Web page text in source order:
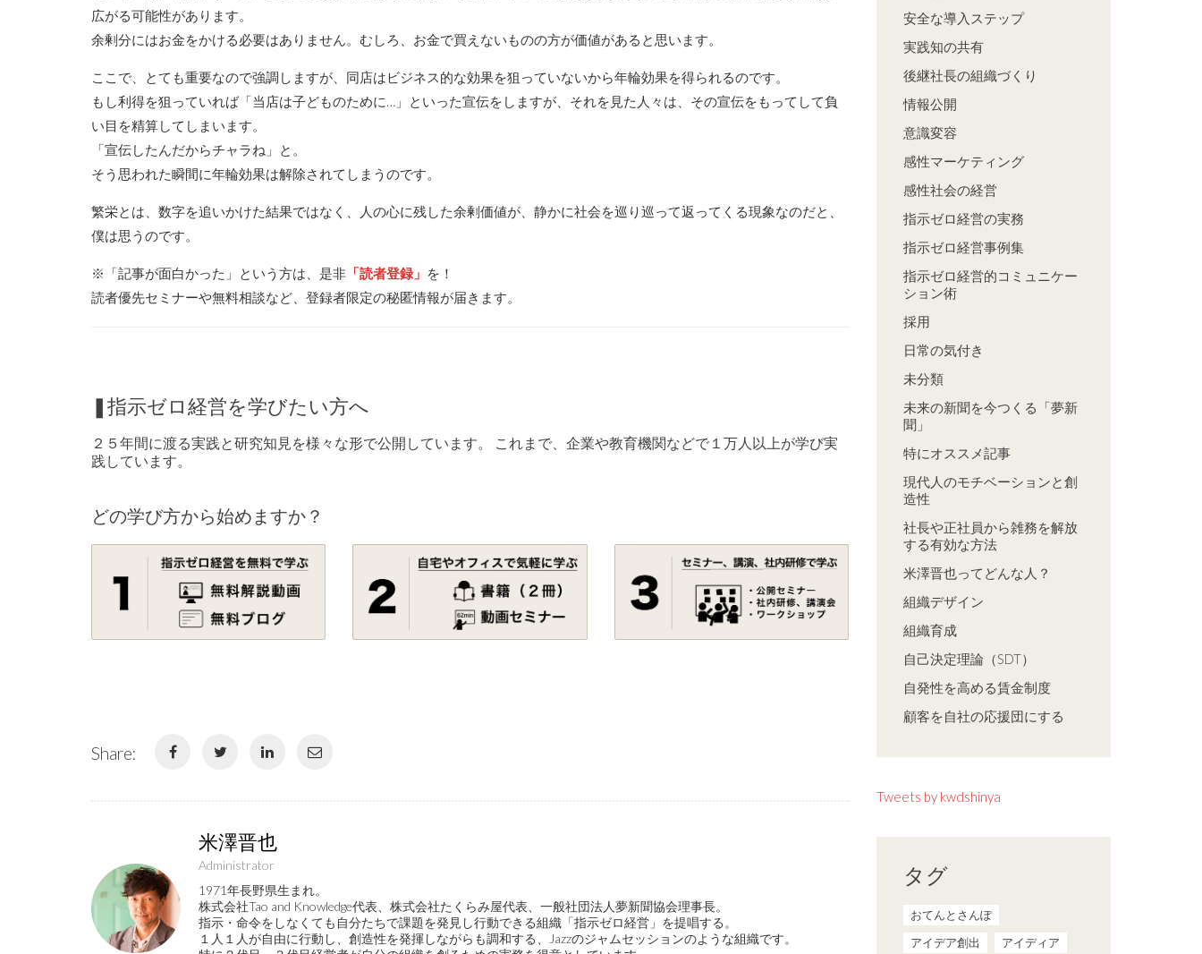
広がる可能性があります。
余剰分にはお金をかける必要はありません。むしろ、お金で買えないものの方が価値があると思います。
ここで、とても重要なので強調しますが、同店はビジネス的な効果を狙っていないから年輪効果を得られるのです。
もし利得を狙っていれば「当店は子どものために…」といった宣伝をしますが、それを見た人々は、その宣伝をもってして負
い目を精算してしまいます。
「宣伝したんだからチャラね」と。
そう思われた瞬間に年輪効果は解除されてしまうのです。
繁栄とは、数字を追いかけた結果ではなく、人の心に残した余剰価値が、静かに社会を巡り巡って返ってくる現象なのだと、
僕は思うのです。
※「記事が面白かった」という方は、是非 「読者登録」 を！
読者優先セミナーや無料相談など、登録者限定の秘匿情報が届きます。
❚指示ゼロ経営を学びたい方へ
２５年間に渡る実践と研究知見を様々な形で公開しています。 これまで、企業や教育機関などで１万人以上が学び実
践しています。
どの学び方から始めますか？
Share:
米澤晋也
Administrator
1971年長野県生まれ。
株式会社Tao and Knowledge代表、株式会社たくらみ屋代表、一般社団法人夢新聞協会理事長。
指示・命令をしなくても自分たちで課題を発見し行動できる組織「指示ゼロ経営」を提唱する。
１人１人が自由に行動し、創造性を発揮しながらも調和する、Jazzのジャムセッションのような組織です。
安全な導入ステップ
実践知の共有
後継社長の組織づくり
情報公開
意識変容
感性マーケティング
感性社会の経営
指示ゼロ経営の実務
指示ゼロ経営事例集
指示ゼロ経営的コミュニケー
ション術
採用
日常の気付き
未分類
未来の新聞を今つくる「夢新
聞」
特にオススメ記事
現代人のモチベーションと創
造性
社長や正社員から雑務を解放
する有効な方法
米澤晋也ってどんな人？
組織デザイン
組織育成
自己決定理論（SDT）
自発性を高める賃金制度
顧客を自社の応援団にする
Tweets by kwdshinya
タグ
おてんとさんぽ
アイデア創出
アイディア